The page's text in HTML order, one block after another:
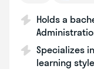
Holds a
Specializes
learning